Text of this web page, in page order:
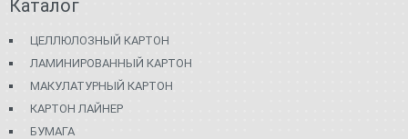
Каталог
ЦЕЛЛЮЛОЗНЫЙ КАРТОН
ЛАМИНИРОВАННЫЙ КАРТОН
МАКУЛАТУРНЫЙ КАРТОН
КАРТОН ЛАЙНЕР
БУМАГА